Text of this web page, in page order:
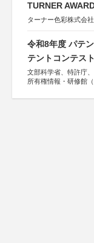
TURNER
ターナー色彩株式会社
令和8年度 パテ
テントコンテス
文部科学省、特許庁
所有権情報・研修館（